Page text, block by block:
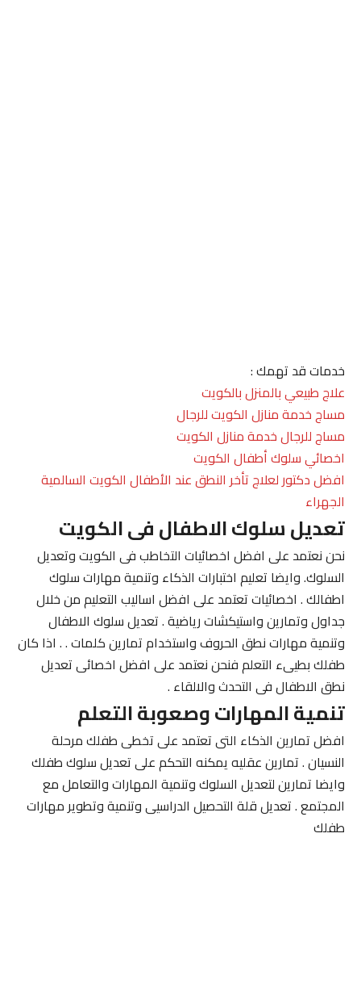
خدمات قد تهمك :
علاج طبيعي بالمنزل بالكويت
مساج خدمة منازل الكويت للرجال
مساج للرجال خدمة منازل الكويت
اخصائي سلوك أطفال الكويت
افضل دكتور لعلاج تأخر النطق عند الأطفال الكويت السالمية
الجهراء
تعديل سلوك الاطفال فى الكويت
نحن نعتمد على افضل اخصائيات التخاطب فى الكويت وتعديل
السلوك. وايضا تعليم اختبارات الذكاء وتنمية مهارات سلوك
اطفالك . اخصائيات تعتمد على افضل اساليب التعليم من خلال
جداول وتمارين واستيكشات رياضية . تعديل سلوك الاطفال
وتنمية مهارات نطق الحروف واستخدام تمارين كلمات . . اذا كان
طفلك بطيىء التعلم فنحن نعتمد على افضل اخصائى تعديل
نطق الاطفال فى التحدث والالقاء .
تنمية المهارات وصعوبة التعلم
افضل تمارين الذكاء التى تعتمد على تخطى طفلك مرحلة
النسيان . تمارين عقليه يمكنه التحكم على تعديل سلوك طفلك
وايضا تمارين لتعديل السلوك وتنمية المهارات والتعامل مع
المجتمع . تعديل قلة التحصيل الدراسيى وتنمية وتطوير مهارات
طفلك